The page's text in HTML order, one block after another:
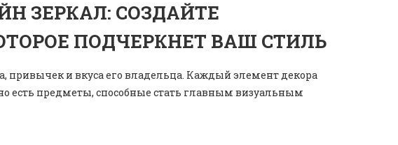
ЗЕРКАЛ: СОЗДАЙТЕ
ПОДЧЕРКНЕТ ВАШ СТИЛЬ
привычек и вкуса его владельца. Каждый элемент декора
есть предметы, способные стать главным визуальным